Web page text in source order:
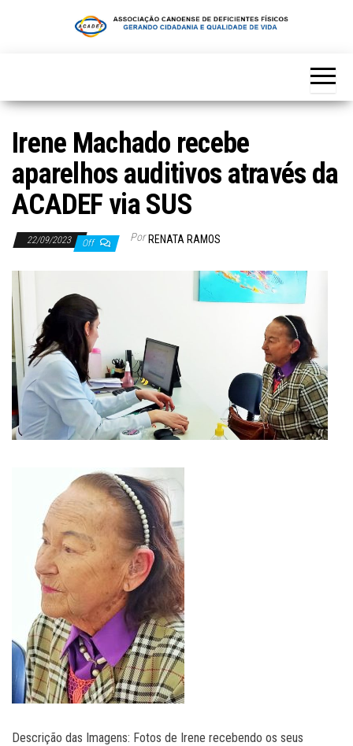
Irene Machado recebe
aparelhos auditivos através da
ACADEF via SUS
22/09/2023 Off Por RENATA RAMOS
Descrição das Imagens: Fotos de Irene recebendo os seus